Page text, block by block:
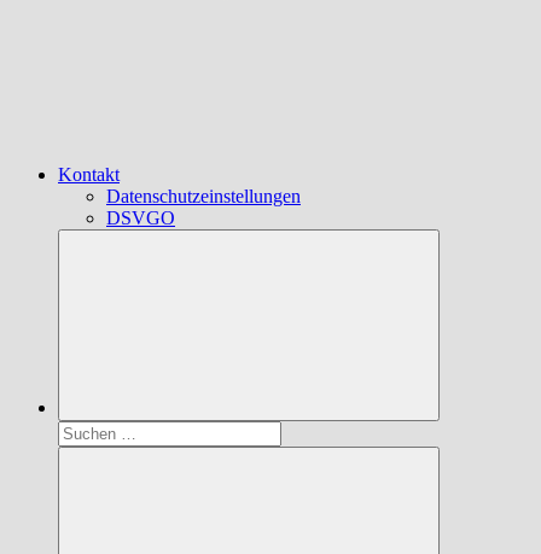
Kontakt
Datenschutzeinstellungen
DSVGO
Suchen
nach: